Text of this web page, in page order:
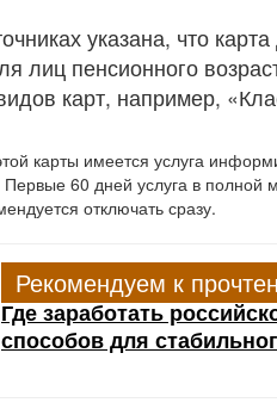
указана, что
лиц пенсионного
карт, например,
карты имеется услуга
Первые 60 дней услуга в
отключать сразу.
Рекомендуем к
Где заработать
способов для